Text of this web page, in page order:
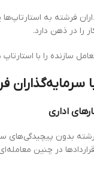
فرشته به استارتاپ‌ها
را در ذهن دارد.
سازنده را با
سرمایه‌گذاران
بدون پیچیدگی‌های
در چنین